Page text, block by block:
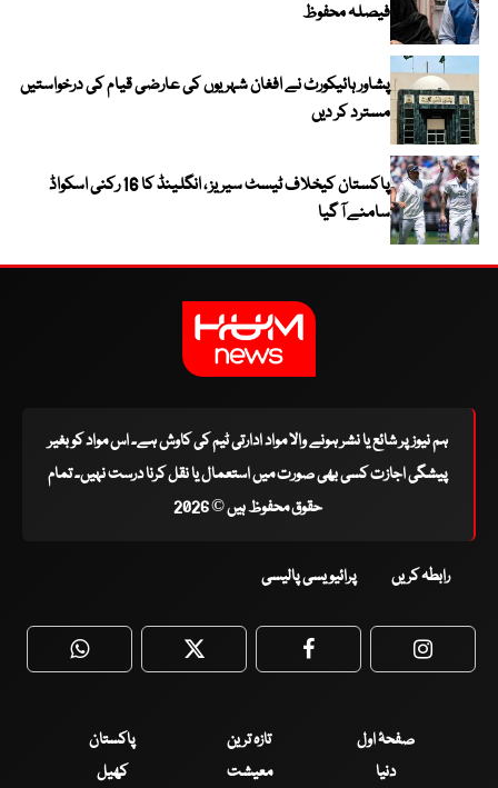
فیصلہ محفوظ
پشاور ہائیکورٹ نے افغان شہریوں کی عارضی قیام کی درخواستیں
مسترد کر دیں
پاکستان کیخلاف ٹیسٹ سیریز ، انگلینڈ کا 16 رکنی اسکواڈ
سامنے آ گیا
ہم نیوز پر شائع یا نشر ہونے والا مواد ادارتی ٹیم کی کاوش ہے۔ اس مواد کو بغیر
پیشگی اجازت کسی بھی صورت میں استعمال یا نقل کرنا درست نہیں۔ تمام
حقوق محفوظ ہیں © 2026
رابطہ کریں پرائیویسی پالیسی
WhatsApp Twitter Facebook
صفحۂ اول تازہ ترین
پاکستان
دنیا
معیشت کھیل